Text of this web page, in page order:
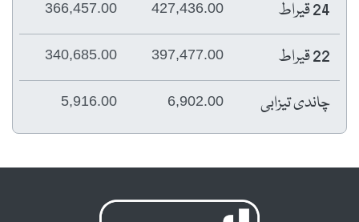
24 قیراط
427,436.00
366,457.00
22 قیراط 397,477.00
340,685.00
چاندی تیزابی 6,902.00
5,916.00